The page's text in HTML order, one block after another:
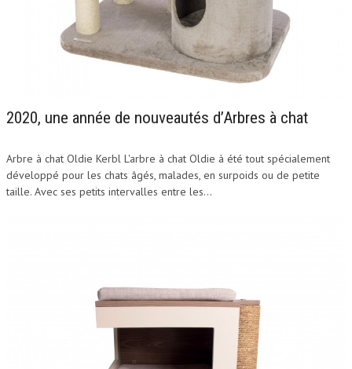
2020, une année de nouveautés d’Arbres à chat
Arbre à chat Oldie Kerbl L'arbre à chat Oldie à été tout spécialement
développé pour les chats âgés, malades, en surpoids ou de petite
taille. Avec ses petits intervalles entre les...